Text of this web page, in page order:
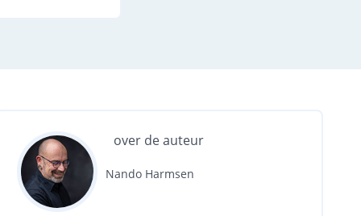
over de auteur
Nando Harmsen